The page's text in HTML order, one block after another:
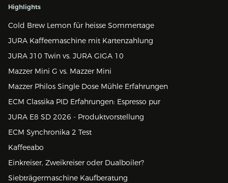
Highlights
Cold Brew Lemon für heisse Sommertage
JURA Kaffeemaschine mit Kartenzahlung
JURA J10 Twin vs. JURA GIGA 10
Mazzer Mini G vs. Mazzer Mini
Mazzer Philos Single Dose Mühle Erfahrungen
ECM Classika PID Erfahrungen: Espresso pur
JURA E8 SD 2026 - Produktvorstellung
ECM Synchronika 2 Test
Kaffeeabo
Einkreiser, Zweikreiser oder Dualboiler?
Siebträgermaschine Kaufberatung